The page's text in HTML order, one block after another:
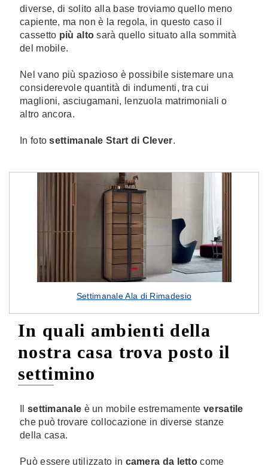
diverse, di solito alla base troviamo quello meno
capiente, ma non è la regola, in questo caso il
cassetto più alto sarà quello situato alla sommità
del mobile.
Nel vano più spazioso è possibile sistemare una
considerevole quantità di indumenti, tra cui
maglioni, asciugamani, lenzuola matrimoniali o
altro ancora.
In fotosettimanale Start di Clever.
Settimanale Ala di Rimadesio
In quali ambienti della
nostra casa trova posto il
settimino
settimanale è un mobile estremamenteversatile
che può trovare collocazione in diverse stanze
della casa.
Può essere utilizzato in camera da letto come